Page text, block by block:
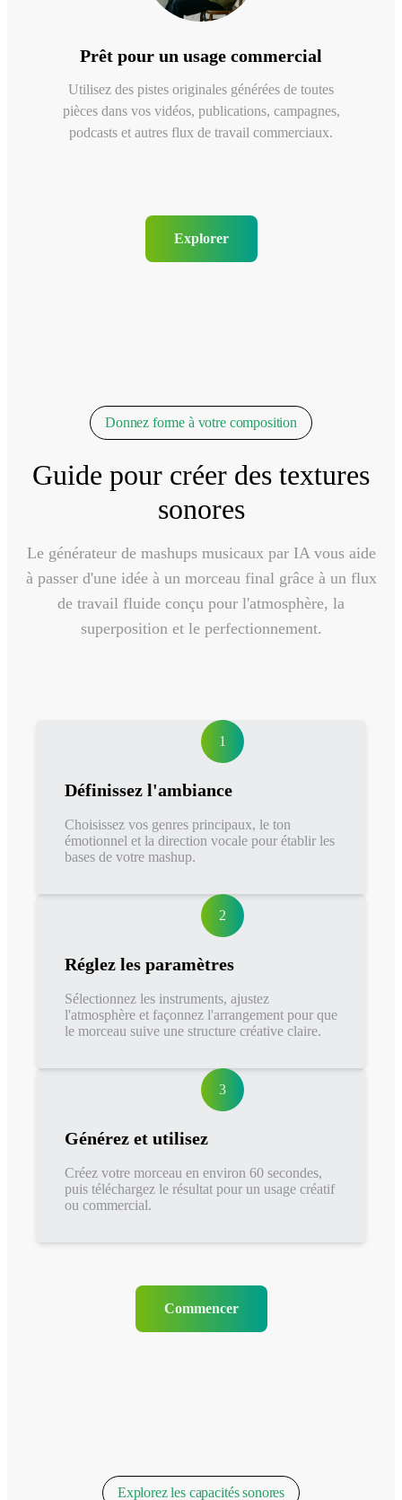
Prêt pour un usage commercial
Utilisez des pistes originales générées de toutes
pièces dans vos vidéos, publications, campagnes,
podcasts et autres flux de travail commerciaux.
Explorer
Donnez forme à votre composition
Guide pour créer des textures
sonores
Le générateur de mashups musicaux par IA vous aide
à passer d'une idée à un morceau final grâce à un flux
de travail fluide conçu pour l'atmosphère, la
superposition et le perfectionnement.
1
Définissez l'ambiance
Choisissez vos genres principaux, le ton
émotionnel et la direction vocale pour établir les
bases de votre mashup.
2
Réglez les paramètres
Sélectionnez les instruments, ajustez
l'atmosphère et façonnez l'arrangement pour que
le morceau suive une structure créative claire.
3
Générez et utilisez
Créez votre morceau en environ 60 secondes,
puis téléchargez le résultat pour un usage créatif
ou commercial.
Commencer
Explorez les capacités sonores